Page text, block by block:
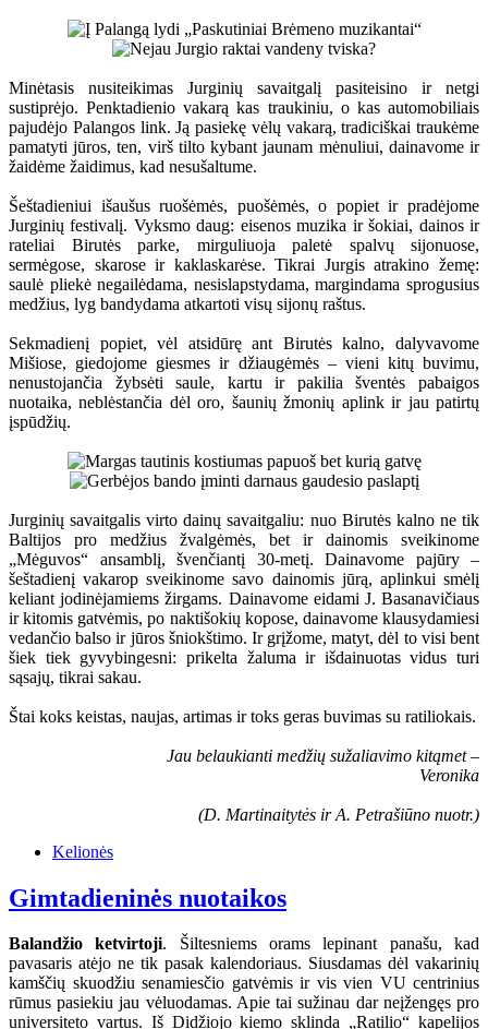
Minėtasis nusiteikimas Jurginių savaitgalį pasiteisino ir netgi
sustiprėjo. Penktadienio vakarą kas traukiniu, o kas automobiliais
pajudėjo Palangos link. Ją pasiekę vėlų vakarą, tradiciškai traukėme
pamatyti jūros, ten, virš tilto kybant jaunam mėnuliui, dainavome ir
žaidėme žaidimus, kad nesušaltume.
Šeštadieniui išaušus ruošėmės, puošėmės, o popiet ir pradėjome
Jurginių festivalį. Vyksmo daug: eisenos muzika ir šokiai, dainos ir
rateliai Birutės parke, mirguliuoja paletė spalvų sijonuose,
sermėgose, skarose ir kaklaskarėse. Tikrai Jurgis atrakino žemę:
saulė pliekė negailėdama, nesislapstydama, margindama sprogusius
medžius, lyg bandydama atkartoti visų sijonų raštus.
Sekmadienį popiet, vėl atsidūrę ant Birutės kalno, dalyvavome
Mišiose, giedojome giesmes ir džiaugėmės – vieni kitų buvimu,
nenustojančia žybsėti saule, kartu ir pakilia šventės pabaigos
nuotaika, neblėstančia dėl oro, šaunių žmonių aplink ir jau patirtų
įspūdžių.
Jurginių savaitgalis virto dainų savaitgaliu: nuo Birutės kalno ne tik
Baltijos pro medžius žvalgėmės, bet ir dainomis sveikinome
„Mėguvos“ ansamblį, švenčiantį 30-metį. Dainavome pajūry –
šeštadienį vakarop sveikinome savo dainomis jūrą, aplinkui smėlį
keliant jodinėjamiems žirgams. Dainavome eidami J. Basanavičiaus
ir kitomis gatvėmis, po naktišokių kopose, dainavome klausydamiesi
vedančio balso ir jūros šniokštimo. Ir grįžome, matyt, dėl to visi bent
šiek tiek gyvybingesni: prikelta žaluma ir išdainuotas vidus turi
sąsajų, tikrai sakau.
Štai koks keistas, naujas, artimas ir toks geras buvimas su ratiliokais.
Jau belaukianti medžių sužaliavimo kitąmet –
Veronika
(D. Martinaitytės ir A. Petrašiūno nuotr.)
Kelionės
Gimtadieninės nuotaikos
Balandžio ketvirtoji. Šiltesniems orams lepinant panašu, kad
pavasaris atėjo ne tik pasak kalendoriaus. Siusdamas dėl vakarinių
kamščių skuodžiu senamiesčio gatvėmis ir vis vien VU centrinius
rūmus pasiekiu jau vėluodamas. Apie tai sužinau dar neįžengęs pro
universiteto vartus. Iš Didžiojo kiemo sklinda „Ratilio“ kapelijos